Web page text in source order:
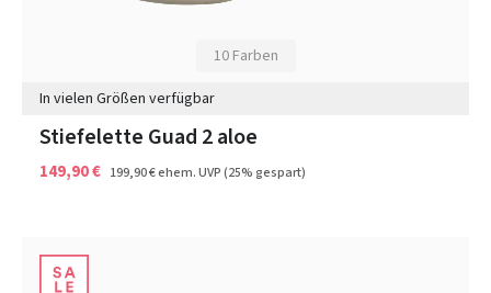
10 Farben
In vielen Größen verfügbar
Stiefelette Guad 2 aloe
149,90 € 199,90 €ehem. UVP(25% gespart)